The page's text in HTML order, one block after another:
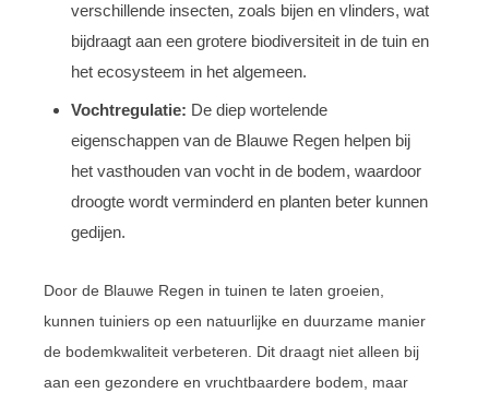
verschillende insecten, zoals bijen en vlinders, wat
bijdraagt aan een grotere biodiversiteit in de tuin en
het ecosysteem in het algemeen.
Vochtregulatie: De diep wortelende
eigenschappen van de Blauwe Regen helpen bij
het vasthouden van vocht in de bodem, waardoor
droogte wordt verminderd en planten beter kunnen
gedijen.
Door de Blauwe Regen in tuinen te laten groeien,
kunnen tuiniers op een natuurlijke en duurzame manier
de bodemkwaliteit verbeteren. Dit draagt niet alleen bij
aan een gezondere en vruchtbaardere bodem, maar